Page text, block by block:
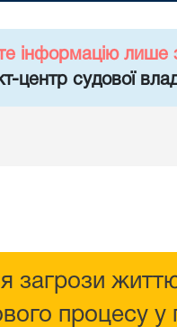
інформацію лише
центр судової
загрози
процесу у